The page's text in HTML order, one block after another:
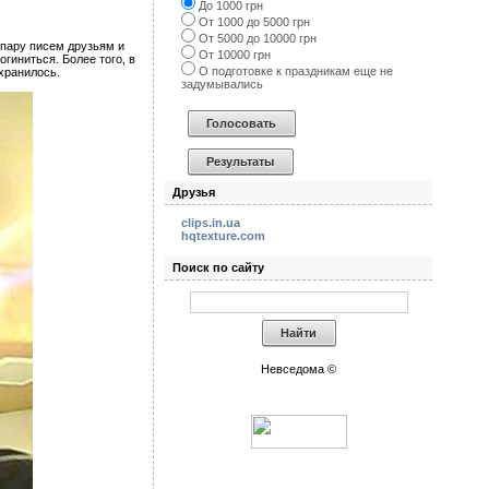
писем друзьям и
Более того, в
До 1000 грн
От 1000 до 5000 грн
От 5000 до 10000 грн
От 10000 грн
О подготовке к праздникам еще не
задумывались
Друзья
clips.in.ua
hqtexture.com
Поиск по сайту
Невседома ©